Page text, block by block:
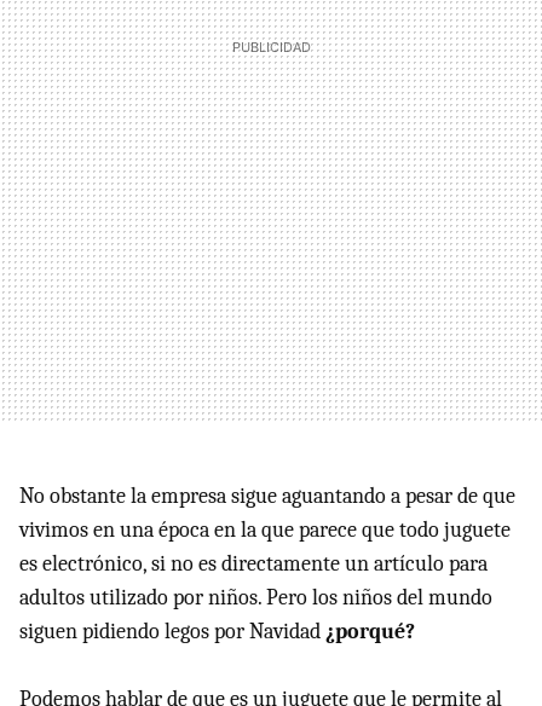
No obstante la empresa sigue aguantando a pesar de que
vivimos en una época en la que parece que todo juguete
es electrónico, si no es directamente un artículo para
adultos utilizado por niños. Pero los niños del mundo
siguen pidiendo legos por Navidad¿porqué?
Podemos hablar de que es un juguete que le permite al